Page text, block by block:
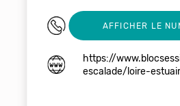
0228538863
AFFICHER LE
https://
escalade/loire-